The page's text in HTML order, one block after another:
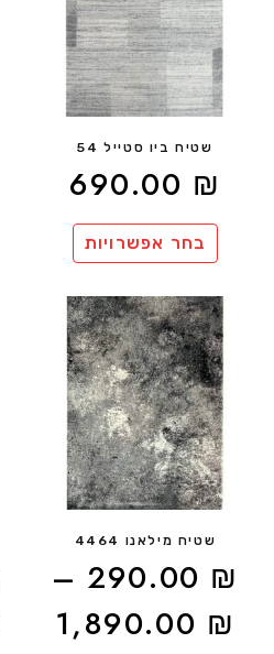
שטיח ביו סטייל 54
690.00 ₪
בחר אפשרויות
שטיח מילאנו 4464
290.00 ₪
–
1,890.00 ₪